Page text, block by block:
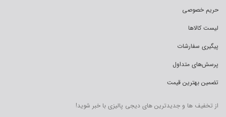
حریم خصوصی
لیست کالاها
پیگیری سفارشات
پرسش‌های متداول
تضمین بهترین قیمت
از تخفیف ها و جدیدترین های دیجی پالیزی با خبر شوید!